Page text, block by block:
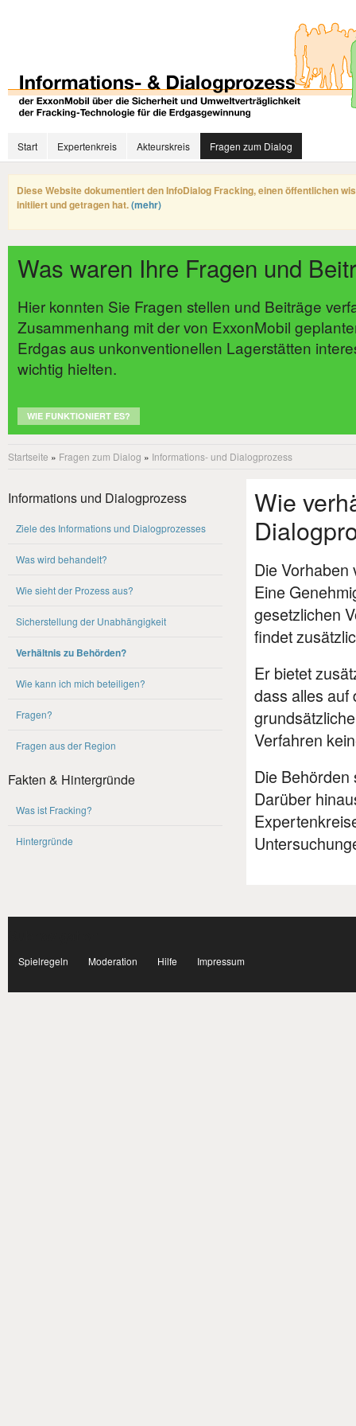
Start Expertenkreis Akteurskreis Fragen zum Dialog
Diese Website dokumentiert den InfoDialog Fracking, einen öffentlichen
initiiert und getragen hat.(mehr)
Was waren Ihre Fragen und
Hier konnten Sie Fragen stellen und Beiträge
Zusammenhang mit der von ExxonMobil
Erdgas aus unkonventionellen Lagerstätten
wichtig hielten.
WIE FUNKTIONIERT ES?
Startseite » Fragen zum Dialog » Informations- und Dialogprozess
Informations und Dialogprozess
Ziele des Informations und Dialogprozesses
Was wird behandelt?
Wie sieht der Prozess aus?
Sicherstellung der Unabhängigkeit
Verhältnis zu Behörden?
Wie kann ich mich beteiligen?
Fragen?
Fragen aus der Region
Fakten & Hintergründe
Was ist Fracking?
Hintergründe
Wie
Die
Eine
gesetzlichen
findet
Er bietet
dass alles auf
Verfahren
Die Behörden
Darüber
Spielregeln Moderation Hilfe Impressum